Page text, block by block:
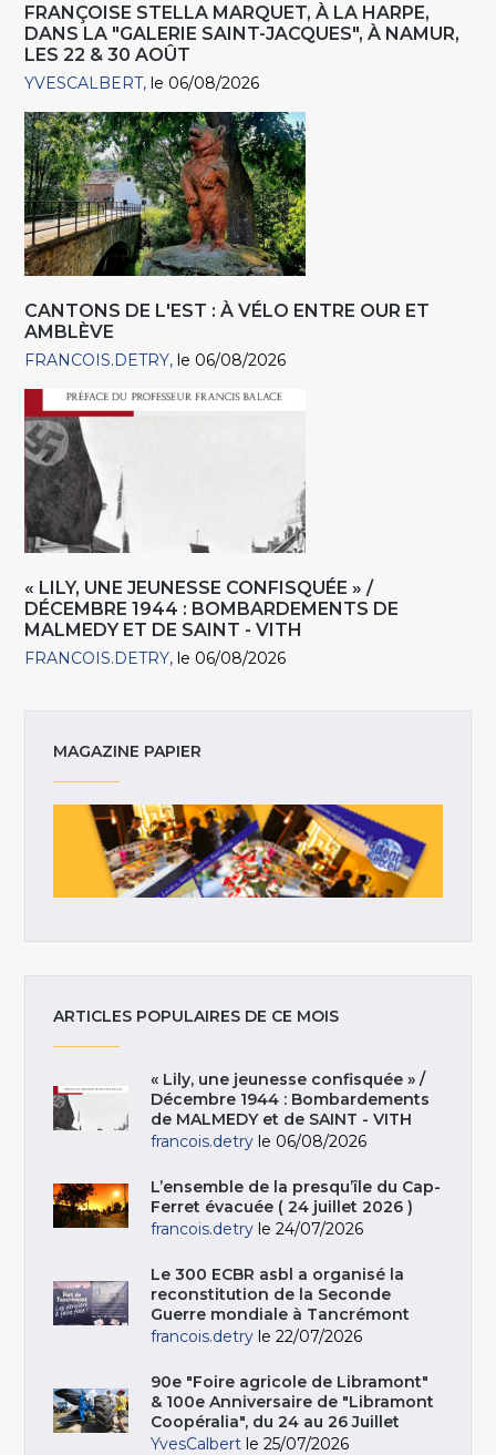
FRANÇOISE STELLA MARQUET, À LA HARPE,
DANS LA "GALERIE SAINT-JACQUES", À NAMUR,
LES 22 & 30 AOÛT
YVESCALBERT le 06/08/2026
CANTONS DE L'EST : À VÉLO ENTRE OUR ET
AMBLÈVE
FRANCOIS.DETRY le 06/08/2026
« LILY, UNE JEUNESSE CONFISQUÉE » /
DÉCEMBRE 1944 : BOMBARDEMENTS DE
MALMEDY ET DE SAINT - VITH
FRANCOIS.DETRY le 06/08/2026
MAGAZINE PAPIER
ARTICLES POPULAIRES DE CE MOIS
« Lily, une jeunesse confisquée » /
Décembre 1944 : Bombardements
de MALMEDY et de SAINT - VITH
francois.detry le 06/08/2026
L’ensemble de la presqu’île du Cap-
Ferret évacuée ( 24 juillet 2026 )
francois.detry le 24/07/2026
Le 300 ECBR asbl a organisé la
reconstitution de la Seconde
Guerre mondiale à Tancrémont
francois.detry le 22/07/2026
90e "Foire agricole de Libramont"
& 100e Anniversaire de "Libramont
Coopéralia", du 24 au 26 Juillet
YvesCalbert le 25/07/2026